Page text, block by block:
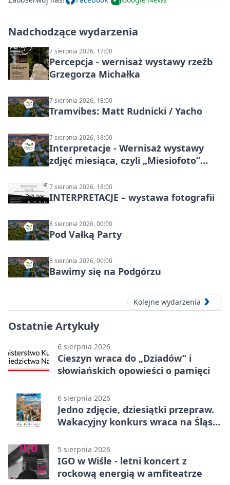
Nadchodzące wydarzenia
7 sierpnia 2026, 17:00
Percepcja - wernisaż wystawy rzeźb
Grzegorza Michałka
7 sierpnia 2026, 18:00
Tramvibes: Matt Rudnicki / Yacho
7 sierpnia 2026, 18:00
Interpretacje - Wernisaż wystawy
zdjęć miesiąca, czyli „Miesiofoto”
Fotograficznego
7 sierpnia 2026, 18:00
INTERPRETACJE – wystawa fotografii
8 sierpnia 2026, 00:00
Pod Vałką Party
8 sierpnia 2026, 00:00
Bawimy się na Podgórzu
Kolejne wydarzenia
Ostatnie Artykuły
6 sierpnia 2026
Cieszyn wraca do „Dziadów” i
słowiańskich opowieści o pamięci
6 sierpnia 2026
Jedno zdjęcie, dziesiątki przepraw.
Wakacyjny konkurs wraca na Śląsk
5 sierpnia 2026
IGO w Wiśle - letni koncert z
rockową energią w amfiteatrze